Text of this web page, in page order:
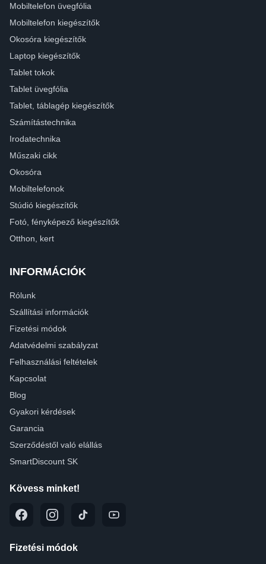
Mobiltelefon üvegfólia
Mobiltelefon kiegészítők
Okosóra kiegészítők
Laptop kiegészítők
Tablet tokok
Tablet üvegfólia
Tablet, táblagép kiegészítők
Számítástechnika
Irodatechnika
Műszaki cikk
Okosóra
Mobiltelefonok
Stúdió kiegészítők
Fotó, fényképező kiegészítők
Otthon, kert
INFORMÁCIÓK
Rólunk
Szállítási információk
Fizetési módok
Adatvédelmi szabályzat
Felhasználási feltételek
Kapcsolat
Blog
Gyakori kérdések
Garancia
Szerződéstől való elállás
SmartDiscount SK
Kövess minket!
Fizetési módok